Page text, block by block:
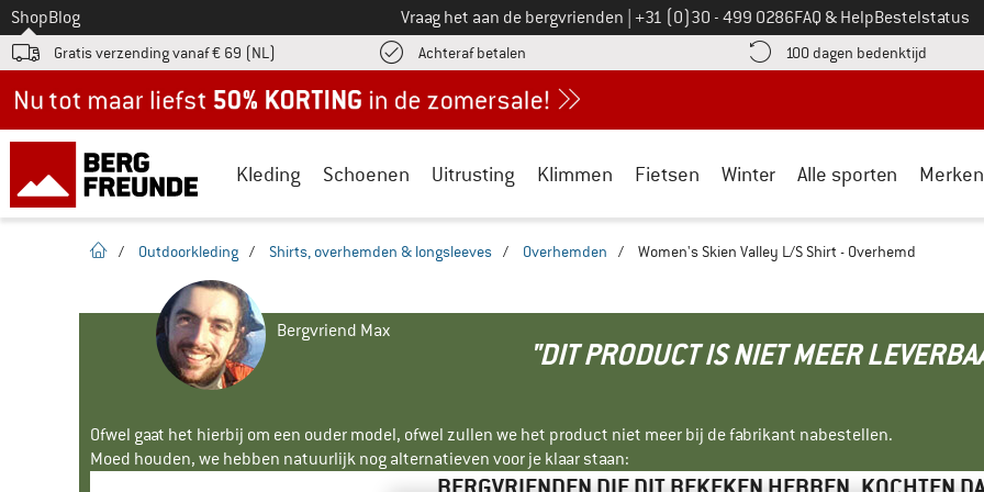
Naar
ShopBlog Vraag het aan de bergvrienden Bel ons op
+31 (0)30 - 499 0286FAQ & HelpBestelstatus
Gratis verzending vanaf € 69 (NL) Achteraf betalen vind de betalingsinformatie hier! Opent in een infovak
100 dagen bedenktijd Vind
Kleding Schoenen Uitrusting Klimmen Fietsen Winter Alle sporten Merken
Startpagina
/ Outdoorkleding / Shirts, overhemden & longsleeves / Overhemden / Women's Skien Valley L/S Shirt - Overhemd
Bergvriend Max
"DIT PRODUCT IS NIET MEER
Ofwel gaat het hierbij om een ouder model, ofwel zullen we het product niet meer bij de fabrikant nabestellen.
Moed houden, we hebben natuurlijk nog alternatieven voor je klaar staan: